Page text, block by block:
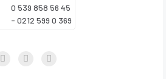
0 539 858 56 45
- 0212 599 0 369